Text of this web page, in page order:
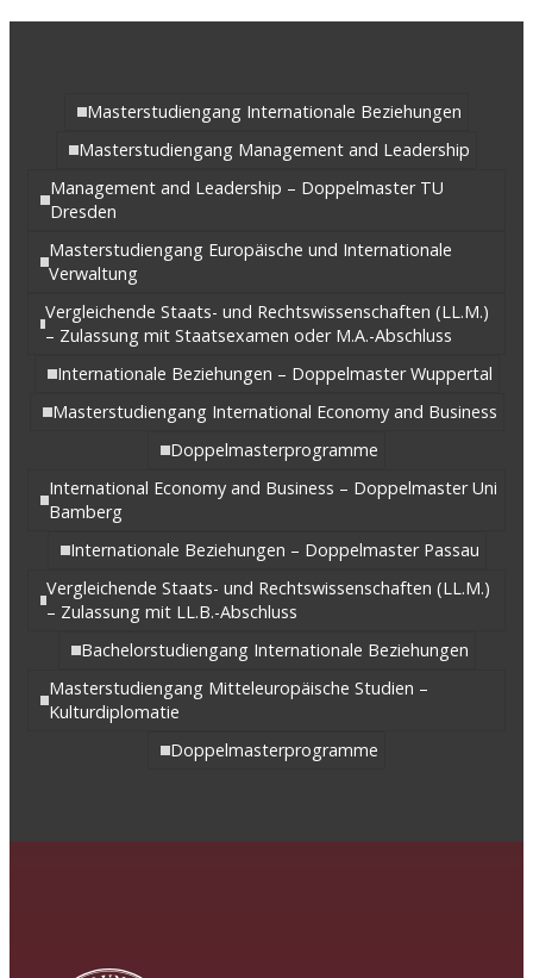
Masterstudiengang Internationale Beziehungen
Masterstudiengang Management and Leadership
Management and Leadership – Doppelmaster TU
Dresden
Masterstudiengang Europäische und Internationale
Verwaltung
Vergleichende Staats- und Rechtswissenschaften (LL.M.)
– Zulassung mit Staatsexamen oder M.A.-Abschluss
Internationale Beziehungen – Doppelmaster Wuppertal
Masterstudiengang International Economy and Business
Doppelmasterprogramme
International Economy and Business – Doppelmaster Uni
Bamberg
Internationale Beziehungen – Doppelmaster Passau
Vergleichende Staats- und Rechtswissenschaften (LL.M.)
– Zulassung mit LL.B.-Abschluss
Bachelorstudiengang Internationale Beziehungen
Masterstudiengang Mitteleuropäische Studien –
Kulturdiplomatie
Doppelmasterprogramme